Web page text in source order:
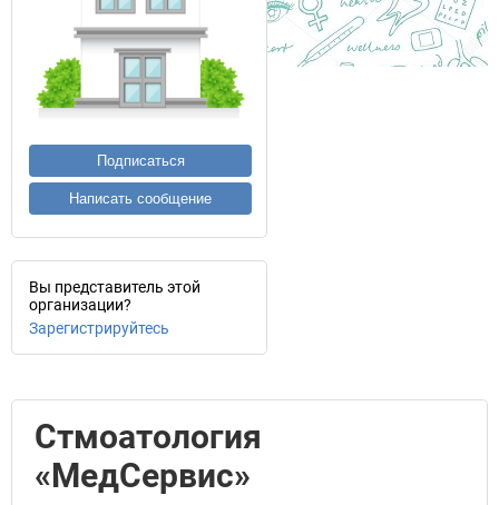
Подписаться
Написать сообщение
Вы представитель этой
организации?
Зарегистрируйтесь
Стмоатология
«МедСервис»